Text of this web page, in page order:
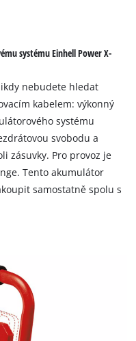
systému Einhell Power X-
nebudete hledat
kabelem: výkonný
systému
svobodu a
zásuvky. Pro provoz je
Tento akumulátor
samostatně spolu s